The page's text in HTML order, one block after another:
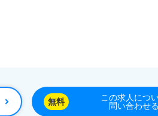
無料
この求人につ
問い合わせ